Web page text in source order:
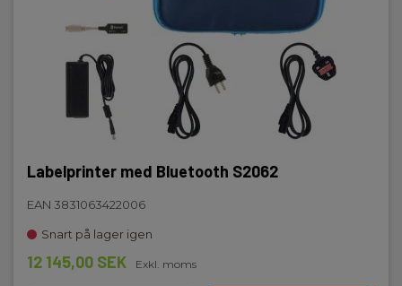
Labelprinter med Bluetooth S2062
EAN 3831063422006
Snart på lager igen
12 145,00 SEK Exkl. moms